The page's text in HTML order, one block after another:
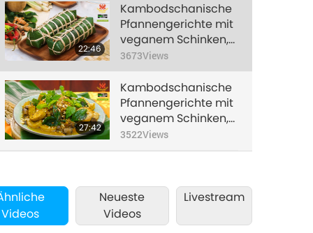
22:46
Kambodschanische
Pfannengerichte mit
veganem Schinken,
Teil 1 von 2 –
Tofuhaut-Schinken in
Bananenblättern
gewickelt und
vegane gebratene
Spargelbohnen mit
Indischem Basilikum
3673Views
27:42
Kambodschanische
Pfannengerichte mit
veganem Schinken,
Teil 2 von 2 – Vegane
würzige Austernpilze
3522Views
Videos
Neueste
Videos
Livestream